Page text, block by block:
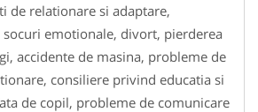
de relationare si adaptare,
socuri emotionale, divort, pierderea
accidente de masina, probleme de
consiliere privind educatia si
de copil, probleme de comunicare